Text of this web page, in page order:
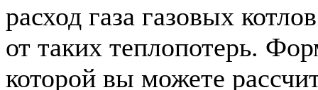
расход газа газовых
от таких теплопотерь.
которой вы можете